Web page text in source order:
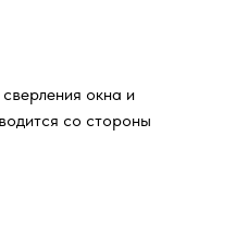
окна и
со стороны